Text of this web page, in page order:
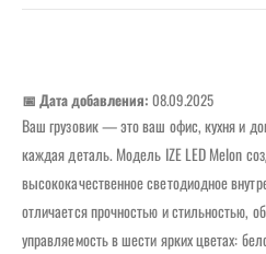
📅 Дата добавления: 08.09.2025
Ваш грузовик — это ваш офис, кухня и
каждая деталь. Модель IZE LED Melon
высококачественное светодиодное
отличается прочностью и стильностью,
управляемость в шести ярких цветах: